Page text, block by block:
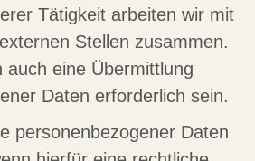
Tätigkeit arbeiten wir mit
Stellen zusammen.
auch eine Übermittlung
Daten erforderlich sein.
personenbezogener Daten